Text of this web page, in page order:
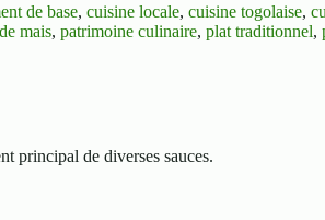
de base,cuisine locale,cuisine togolaise,
mais,patrimoine culinaire,plat traditionnel,
principal de diverses sauces.